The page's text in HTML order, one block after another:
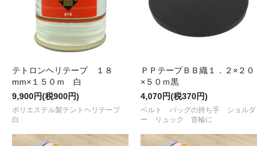
テトロンヘリテープ １８
mm×１５０ｍ 白
9,900円(税900円)
ポリエステル製テントヘリテープ
白
ＰＰテープＢＢ織１．２×２０
×５０ｍ黒
4,070円(税370円)
ベルト バッグの持ち手 ショルダ
ー リュック 首輪に